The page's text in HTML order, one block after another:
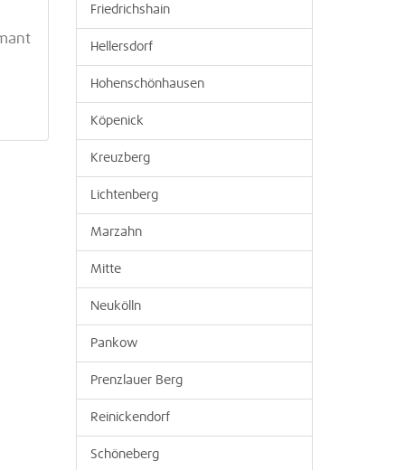
Friedrichshain
Hellersdorf
Hohenschönhausen
Köpenick
Kreuzberg
Lichtenberg
Marzahn
Mitte
Neukölln
Pankow
Prenzlauer Berg
Reinickendorf
Schöneberg